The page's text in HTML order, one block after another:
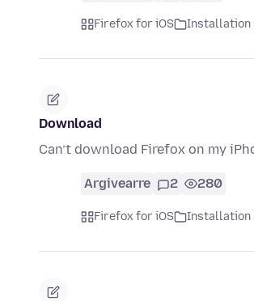
Firefox for iOS Installation
Download
Can’t download Firefox on my
Argivearre 2 280
Firefox for iOS Installation